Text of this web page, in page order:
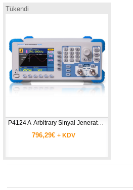
Tükendi
P4124 A  Arbitrary Sinyal Jeneratörü 1 µHz - 10 MHz, 10W
796,29€+ KDV